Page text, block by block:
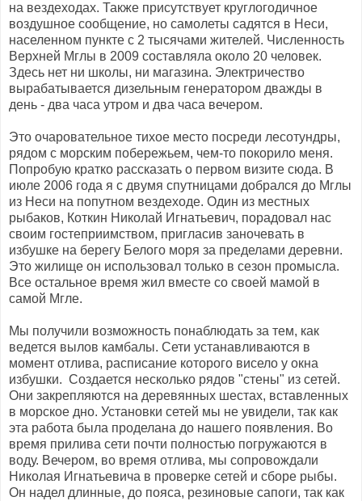
на вездеходах. Также присутствует круглогодичное
воздушное сообщение, но самолеты садятся в Неси,
населенном пункте с 2 тысячами жителей. Численность
Верхней Мглы в 2009 составляла около 20 человек.
Здесь нет ни школы, ни магазина. Электричество
вырабатывается дизельным генератором дважды в
день - два часа утром и два часа вечером.
Это очаровательное тихое место посреди лесотундры,
рядом с морским побережьем, чем-то покорило меня.
Попробую кратко рассказать о первом визите сюда. В
июле 2006 года я с двумя спутницами добрался до Мглы
из Неси на попутном вездеходе. Один из местных
рыбаков, Коткин Николай Игнатьевич, порадовал нас
своим гостеприимством, пригласив заночевать в
избушке на берегу Белого моря за пределами деревни.
Это жилище он использовал только в сезон промысла.
Все остальное время жил вместе со своей мамой в
самой Мгле.
Мы получили возможность понаблюдать за тем, как
ведется вылов камбалы. Сети устанавливаются в
момент отлива, расписание которого висело у окна
избушки. Создается несколько рядов "стены" из сетей.
Они закрепляются на деревянных шестах, вставленных
в морское дно. Установки сетей мы не увидели, так как
эта работа была проделана до нашего появления. Во
время прилива сети почти полностью погружаются в
воду. Вечером, во время отлива, мы сопровождали
Николая Игнатьевича в проверке сетей и сборе рыбы.
Он надел длинные, до пояса, резиновые сапоги, так как